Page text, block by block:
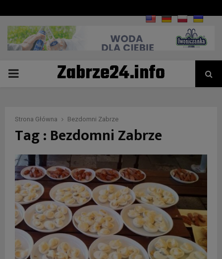
PRIMARYZabrze24.info
Strona Główna Bezdomni Zabrze
Tag : Bezdomni Zabrze